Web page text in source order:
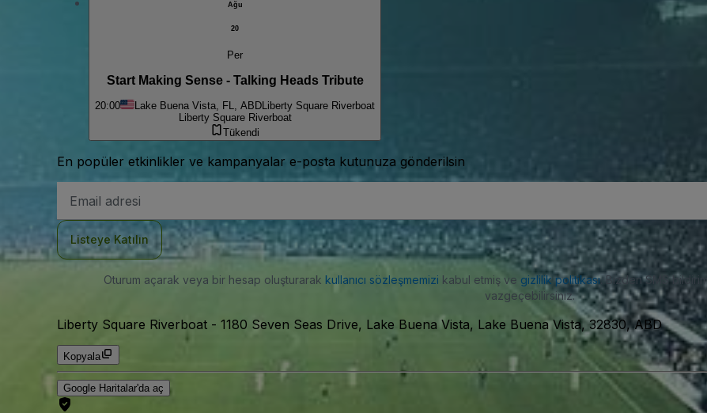
Ağu
20
Per
Start Making Sense - Talking Heads Tribute
20:00 Lake Buena Vista, FL, ABDLiberty Square Riverboat
Liberty Square Riverboat
Tükendi
En popüler etkinlikler ve kampanyalar e-posta kutunuza gönderilsin
posta
Listeye Katılın
Oturum açarak veya bir hesap oluşturarak kullanıcı sözleşmemizi kabul etmiş ve gizlilik politikası. Bizden SMS
vazgeçebilirsiniz.
Liberty Square Riverboat - 1180 Seven Seas Drive, Lake Buena Vista, Lake Buena Vista, 32830, ABD
Kopyala
Google Haritalar'da aç